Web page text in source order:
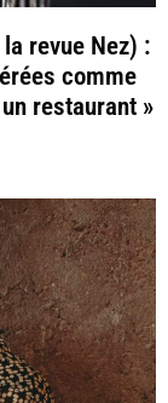
revue Nez) :
comme
restaurant »